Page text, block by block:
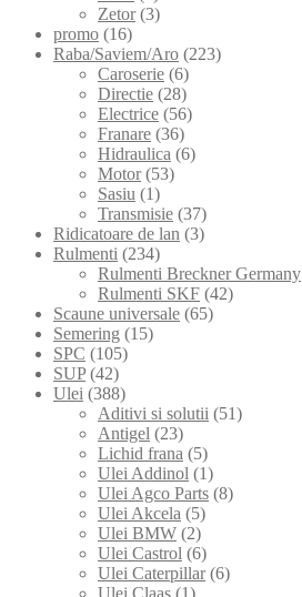
Zetor (3)
promo (16)
Raba/Saviem/Aro (223)
Caroserie (6)
Directie (28)
Electrice (56)
Franare (36)
Hidraulica (6)
Motor (53)
Sasiu (1)
Transmisie (37)
Ridicatoare de lan (3)
Rulmenti (234)
Rulmenti Breckner Germany
Rulmenti SKF (42)
Scaune universale (65)
Semering (15)
SPC (105)
SUP (42)
Ulei (388)
Aditivi si solutii (51)
Antigel (23)
Lichid frana (5)
Ulei Addinol (1)
Ulei Agco Parts (8)
Ulei Akcela (5)
Ulei BMW (2)
Ulei Castrol (6)
Ulei Caterpillar (6)
Ulei Claas (1)